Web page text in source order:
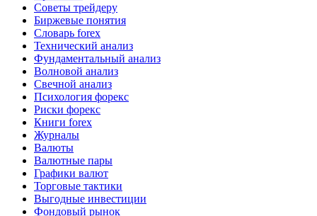
Советы трейдеру
Биржевые понятия
Словарь forex
Технический анализ
Фундаментальный анализ
Волновой анализ
Свечной анализ
Психология форекс
Риски форекс
Книги forex
Журналы
Валюты
Валютные пары
Графики валют
Торговые тактики
Выгодные инвестиции
Фондовый рынок